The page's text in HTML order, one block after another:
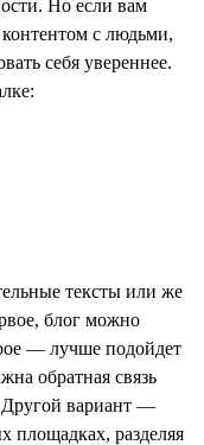
Но если вам
контентом с людьми,
себя увереннее.
тексты или же
блог можно
— лучше подойдет
обратная связь
Другой вариант —
площадках, разделяя